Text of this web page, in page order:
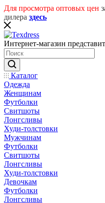
Для просмотра оптовых цен
дилера здесь
Интернет-магазин
Каталог
Одежда
Женщинам
Футболки
Свитшоты
Лонгсливы
Худи-толстовки
Мужчинам
Футболки
Свитшоты
Лонгсливы
Худи-толстовки
Девочкам
Футболки
Лонгсливы